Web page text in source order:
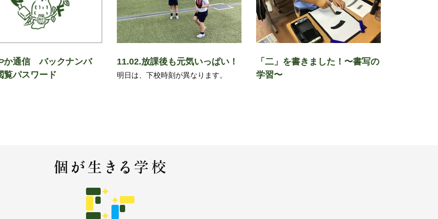
か通信 バックナンバ
パスワード
11.02.放課後も元気いっぱい！
明日は、下校時刻が異なります。
「二」を書きました！〜書写の
学習〜